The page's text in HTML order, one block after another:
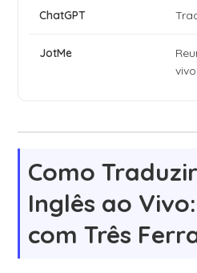
vivo
Como
Inglês ao
com Três